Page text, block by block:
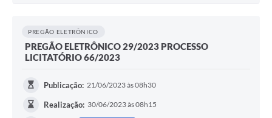
PREGÃO ELETRÔNICO
PREGÃO ELETRÔNICO 29/2023 PROCESSO
LICITATÓRIO 66/2023
Publicação: 21/06/2023 às 08h30
Realização: 30/06/2023 às 08h15